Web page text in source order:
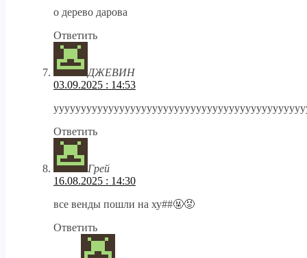
о дерево дарова
Ответить
ДЖЕВИН
03.09.2025 : 14:53
Ответить
Грей
16.08.2025 : 14:30
все венды пошли на ху##🤬😡
Ответить